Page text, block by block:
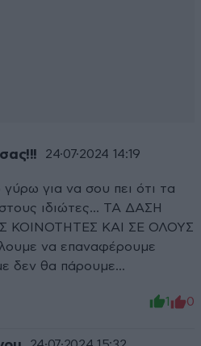
24·07·2024 14:19
για να σου πει ότι τα
ιδιώτες... ΤΑ ΔΑΣΗ
ΚΟΙΝΟΤΗΤΕΣ ΚΑΙ ΣΕ ΟΛΟΥΣ
να επαναφέρουμε
δεν θα πάρουμε...
1 0